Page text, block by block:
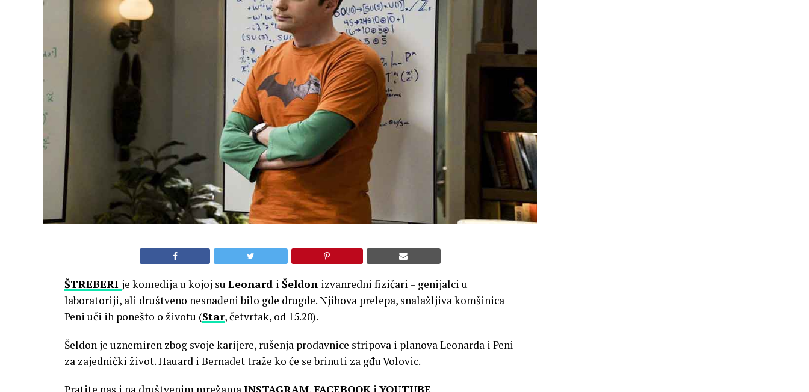
ŠTREBERI je komedija u kojoj su Leonard i Šeldon izvanredni fizičari – genijalci u
laboratoriji, ali društveno nesnađeni bilo gde drugde. Njihova prelepa, snalažljiva komšinica
Peni uči ih ponešto o životu (Star, četvrtak, od 15.20).
Šeldon je uznemiren zbog svoje karijere, rušenja prodavnice stripova i planova Leonarda i Peni
za zajednički život. Hauard i Bernadet traže ko će se brinuti za gđu Volovic.